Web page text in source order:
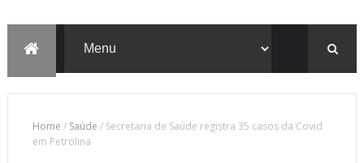
Home / Saúde / Secretaria de Saúde registra 35 casos da Covid
em Petrolina